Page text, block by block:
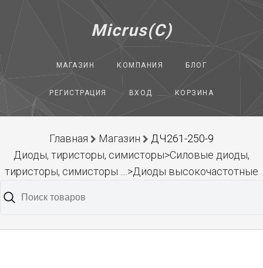
Micrus(C)
МАГАЗИН КОМПАНИЯ БЛОГ
РЕГИСТРАЦИЯ ВХОД КОРЗИНА
Главная Магазин
ДЧ261-250-9
Диоды, тиристоры, симисторы>Силовые диоды,
тиристоры, симисторы ....>Диоды высокочастотные